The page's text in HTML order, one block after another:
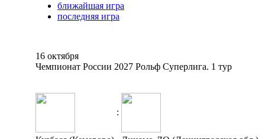
ближайшая игра
последняя игра
16 октября
Чемпионат России 2027 Рольф Суперлига. 1 тур
: